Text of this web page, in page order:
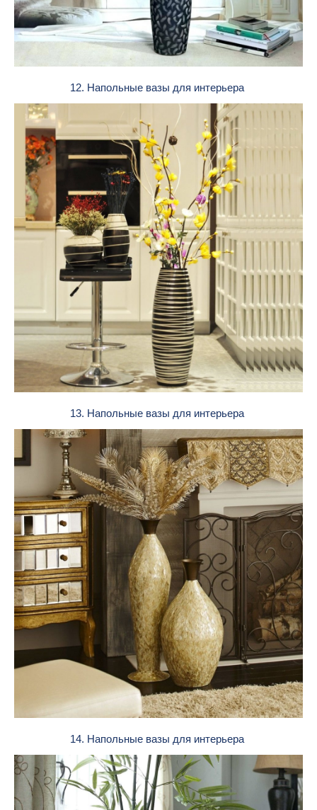
12. Напольные вазы для интерьера
13. Напольные вазы для интерьера
14. Напольные вазы для интерьера